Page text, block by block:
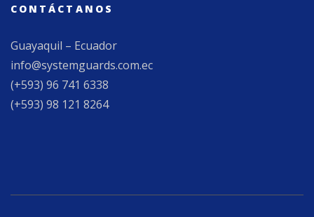
CONTÁCTANOS
Guayaquil – Ecuador
info@systemguards.com.ec
(+593) 96 741 6338
(+593) 98 121 8264